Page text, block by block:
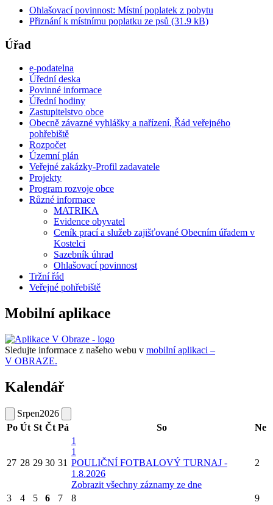
Ohlašovací povinnost: Místní poplatek z pobytu
Přiznání k místnímu poplatku ze psů (31.9 kB)
Úřad
e-podatelna
Úřední deska
Povinné informace
Úřední hodiny
Zastupitelstvo obce
Obecně závazné vyhlášky a nařízení, Řád veřejného
pohřebiště
Rozpočet
Územní plán
Veřejné zakázky-Profil zadavatele
Projekty
Program rozvoje obce
Různé informace
MATRIKA
Evidence obyvatel
Ceník prací a služeb zajišťované Obecním úřadem v
Kostelci
Sazebník úhrad
Ohlašovací povinnost
Tržní řád
Veřejné pohřebiště
Mobilní aplikace
Sledujte informace z našeho webu v mobilní aplikaci –
V OBRAZE.
Kalendář
Srpen2026
Po Út St Čt Pá So Ne
27 28 29 30 31
1
1
POULIČNÍ FOTBALOVÝ TURNAJ -
1.8.2026
Zobrazit všechny záznamy ze dne
2
3 4 5 6 7 8
9